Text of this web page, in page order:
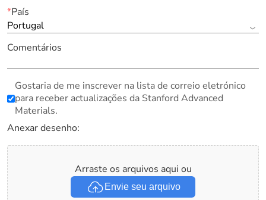
*País
Portugal
Comentários
Gostaria de me inscrever na lista de correio eletrónico
para receber actualizações da Stanford Advanced
Materials.
Anexar desenho:
Arraste os arquivos aqui ou
Envie seu arquivo